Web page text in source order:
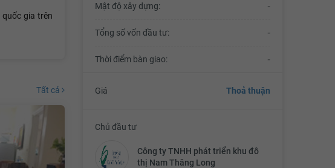
gia trên
Tất cả
Mật độ xây dựng: -
Tổng số vốn đầu tư: -
Thời điểm bàn giao: -
Giá Thoả thuận
Chủ đầu tư
Công ty TNHH phát triển khu đô
thị Nam Thăng Long